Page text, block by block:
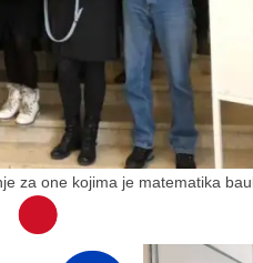
za one kojima je matematika